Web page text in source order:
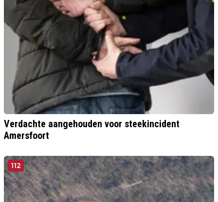
Verdachte aangehouden voor steekincident
Amersfoort
112